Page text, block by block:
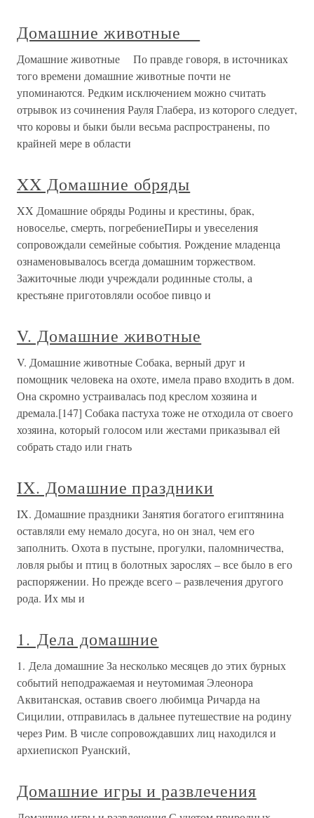
Домашние животные
Домашние животные По правде говоря, в источниках
того времени домашние животные почти не
упоминаются. Редким исключением можно считать
отрывок из сочинения Рауля Глабера, из которого следует,
что коровы и быки были весьма распространены, по
крайней мере в области
XX Домашние обряды
XX Домашние обряды Родины и крестины, брак,
новоселье, смерть, погребениеПиры и увеселения
сопровождали семейные события. Рождение младенца
ознаменовывалось всегда домашним торжеством.
Зажиточные люди учреждали родинные столы, а
крестьяне приготовляли особое пивцо и
V. Домашние животные
V. Домашние животные Собака, верный друг и
помощник человека на охоте, имела право входить в дом.
Она скромно устраивалась под креслом хозяина и
дремала.[147] Собака пастуха тоже не отходила от своего
хозяина, который голосом или жестами приказывал ей
собрать стадо или гнать
IX. Домашние праздники
IX. Домашние праздники Занятия богатого египтянина
оставляли ему немало досуга, но он знал, чем его
заполнить. Охота в пустыне, прогулки, паломничества,
ловля рыбы и птиц в болотных зарослях – все было в его
распоряжении. Но прежде всего – развлечения другого
рода. Их мы и
1. Дела домашние
1. Дела домашние За несколько месяцев до этих бурных
событий неподражаемая и неутомимая Элеонора
Аквитанская, оставив своего любимца Ричарда на
Сицилии, отправилась в дальнее путешествие на родину
через Рим. В числе сопровождавших лиц находился и
архиепископ Руанский,
Домашние игры и развлечения